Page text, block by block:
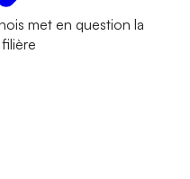
met en question la